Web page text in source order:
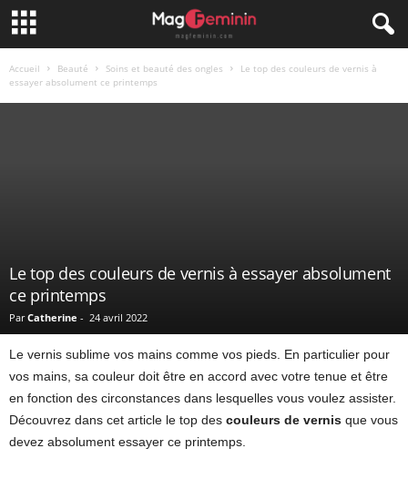
Accueil Beauté Soins et beauté des ongles
Le top des couleurs de vernis à
essayer absolument ce printemps
Le top des couleurs de vernis à essayer absolument
ce printemps
Par Catherine - 24 avril 2022
Le vernis sublime vos mains comme vos pieds. En particulier pour
vos mains, sa couleur doit être en accord avec votre tenue et être
en fonction des circonstances dans lesquelles vous voulez assister.
Découvrez dans cet article le top des couleurs de vernis que vous
devez absolument essayer ce printemps.